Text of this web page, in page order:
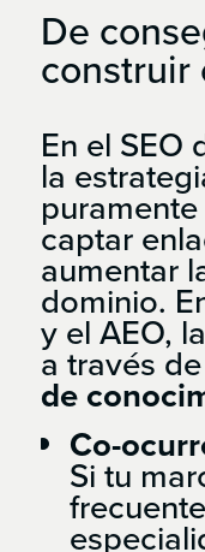
De
construir
En el SEO
la
captar
aumentar
dominio.
y el AEO,
a través de
de
Co-
Si tu